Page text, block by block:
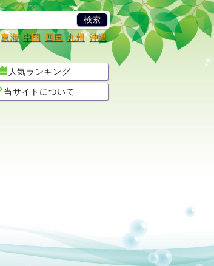
東海 中国 四国 九州 沖縄
人気ランキング
当サイトについて